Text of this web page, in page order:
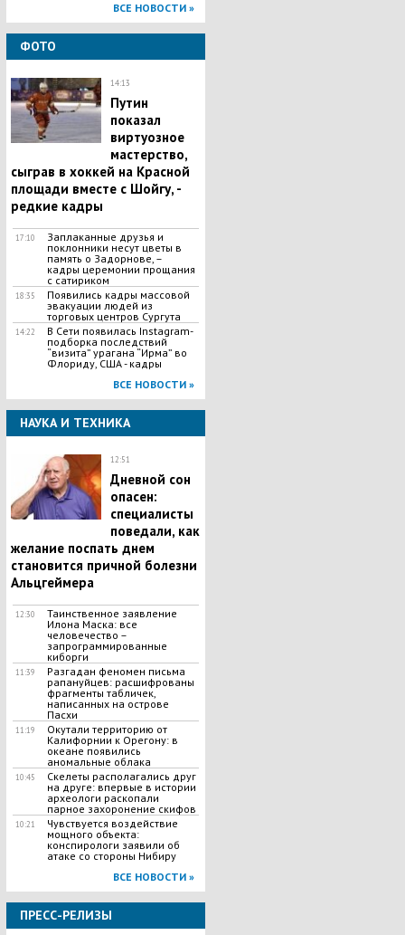
ВСЕ НОВОСТИ »
ФОТО
14:13
Путин
показал
виртуозное
мастерство,
сыграв в хоккей на Красной
площади вместе с Шойгу, -
редкие кадры
17:10
Заплаканные друзья и
поклонники несут цветы в
память о Задорнове, –
кадры церемонии прощания
с сатириком
18:35
Появились кадры массовой
эвакуации людей из
торговых центров Сургута
14:22
В Сети появилась Іnstagram-
подборка последствий
“визита” урагана “Ирма” во
Флориду, США - кадры
ВСЕ НОВОСТИ »
НАУКА И ТЕХНИКА
12:51
Дневной сон
опасен:
специалисты
поведали, как
желание поспать днем
становится причной болезни
Альцгеймера
12:30
Таинственное заявление
Илона Маска: все
человечество –
запрограммированные
киборги
11:39
Разгадан феномен письма
рапануйцев: расшифрованы
фрагменты табличек,
написанных на острове
Пасхи
11:19
Окутали территорию от
Калифорнии к Орегону: в
океане появились
аномальные облака
10:45
Скелеты располагались друг
на друге: впервые в истории
археологи раскопали
парное захоронение скифов
10:21
Чувствуется воздействие
мощного объекта:
конспирологи заявили об
атаке со стороны Нибиру
ВСЕ НОВОСТИ »
ПРЕСС-РЕЛИЗЫ